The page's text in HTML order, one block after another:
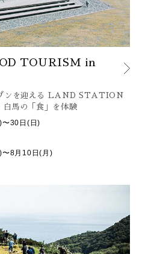
TOURISM in
ンを迎える LAND STATION
馬の「食」を体験
30日(日)
8月10日(月)